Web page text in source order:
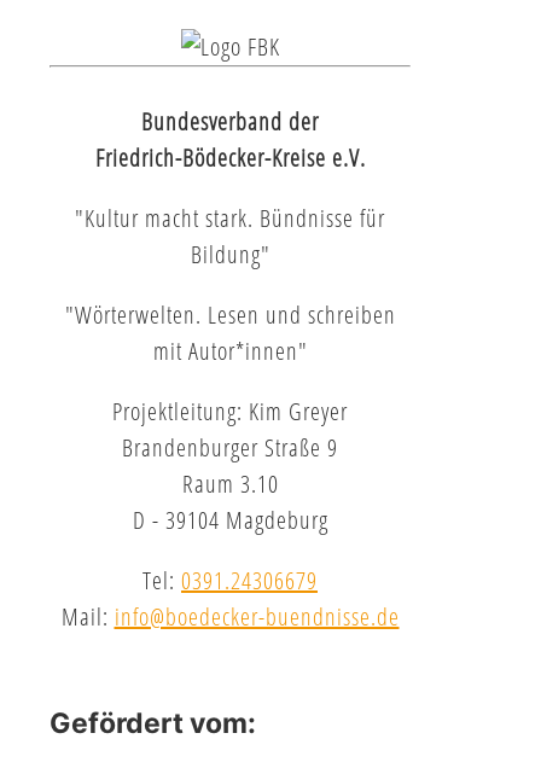
Bundesverband der
Friedrich-Bödecker-Kreise e.V.
"Kultur macht stark. Bündnisse für
Bildung"
"Wörterwelten. Lesen und schreiben
mit Autor*innen"
Projektleitung: Kim Greyer
Brandenburger Straße 9
Raum 3.10
D - 39104 Magdeburg
Tel: 0391.24306679
Mail: info@boedecker-buendnisse.de
Gefördert vom: